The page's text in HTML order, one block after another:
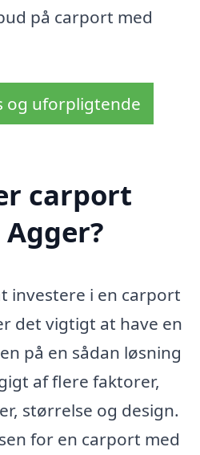
på carport med
og uforpligtende
carport
investere i en carport
det vigtigt at have en
på en sådan løsning
af flere faktorer,
størrelse og design.
for en carport med